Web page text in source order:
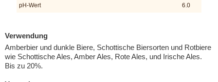
pH-Wert 6.0
Verwendung
Amberbier und dunkle Biere, Schottische Biersorten und Rotbiere
wie Schottische Ales, Amber Ales, Rote Ales, und Irische Ales.
Bis zu 20%.